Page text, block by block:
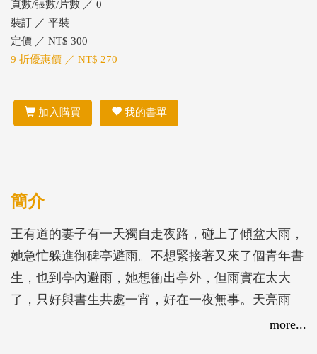
頁數/張數/片數 ／ 0
裝訂 ／ 平裝
定價 ／ NT$ 300
9 折優惠價 ／ NT$ 270
加入購買 我的書單
簡介
王有道的妻子有一天獨自走夜路，碰上了傾盆大雨，
她急忙躲進御碑亭避雨。不想緊接著又來了個青年書
生，也到亭內避雨，她想衝出亭外，但雨實在太大
了，只好與書生共處一宵，好在一夜無事。天亮雨
停，她回家對丈夫說一夜經過，丈夫大驚：青年男女
more...